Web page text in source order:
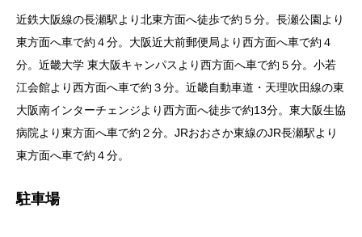
近鉄大阪線の長瀬駅より北東方面へ徒歩で約５分。長瀬公園より
東方面へ車で約４分。大阪近大前郵便局より西方面へ車で約４
分。近畿大学 東大阪キャンパスより西方面へ車で約５分。小若
江会館より西方面へ車で約３分。近畿自動車道・天理吹田線の東
大阪南インターチェンジより西方面へ徒歩で約13分。東大阪生協
病院より東方面へ車で約２分。JRおおさか東線のJR長瀬駅より
東方面へ車で約４分。
駐車場